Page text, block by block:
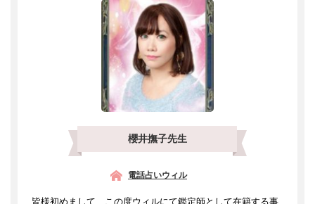
櫻井撫子先生
電話占いウィル
皆様初めまして、この度ウィルにて鑑定師として在籍する事